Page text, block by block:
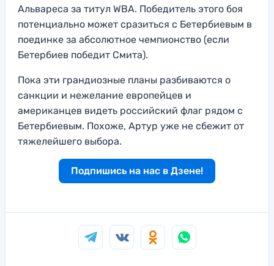
Альвареса за титул WBA. Победитель этого боя
потенциально может сразиться с Бетербиевым в
поединке за абсолютное чемпионство (если
Бетербиев победит Смита).
Пока эти грандиозные планы разбиваются о
санкции и нежелание европейцев и
американцев видеть российский флаг рядом с
Бетербиевым. Похоже, Артур уже не сбежит от
тяжелейшего выбора.
Подпишись на нас в Дзене!